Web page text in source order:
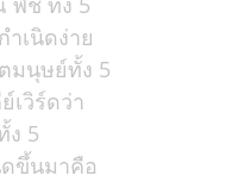
เนิดง่าย
มนุษย์ทั้ง 5
เวิร์ดว่า
ง 5
ขึ้นมาคือ